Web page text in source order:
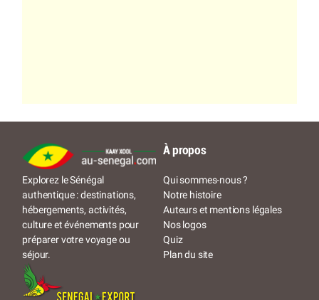
Explorez le Sénégal
authentique : destinations,
hébergements, activités,
culture et événements pour
préparer votre voyage ou
séjour.
À propos
Qui sommes-nous ?
Notre histoire
Auteurs et mentions légales
Nos logos
Quiz
Plan du site